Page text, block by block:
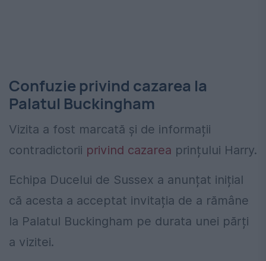
Confuzie privind cazarea la
Palatul Buckingham
Vizita a fost marcată și de informații
contradictorii privind cazarea prințului Harry.
Echipa Ducelui de Sussex a anunțat inițial
că acesta a acceptat invitația de a rămâne
la Palatul Buckingham pe durata unei părți
a vizitei.